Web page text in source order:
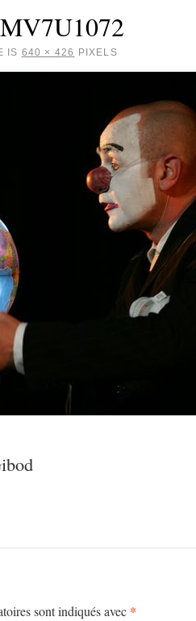
IS 640 × 426 PIXELS
sont indiqués avec *